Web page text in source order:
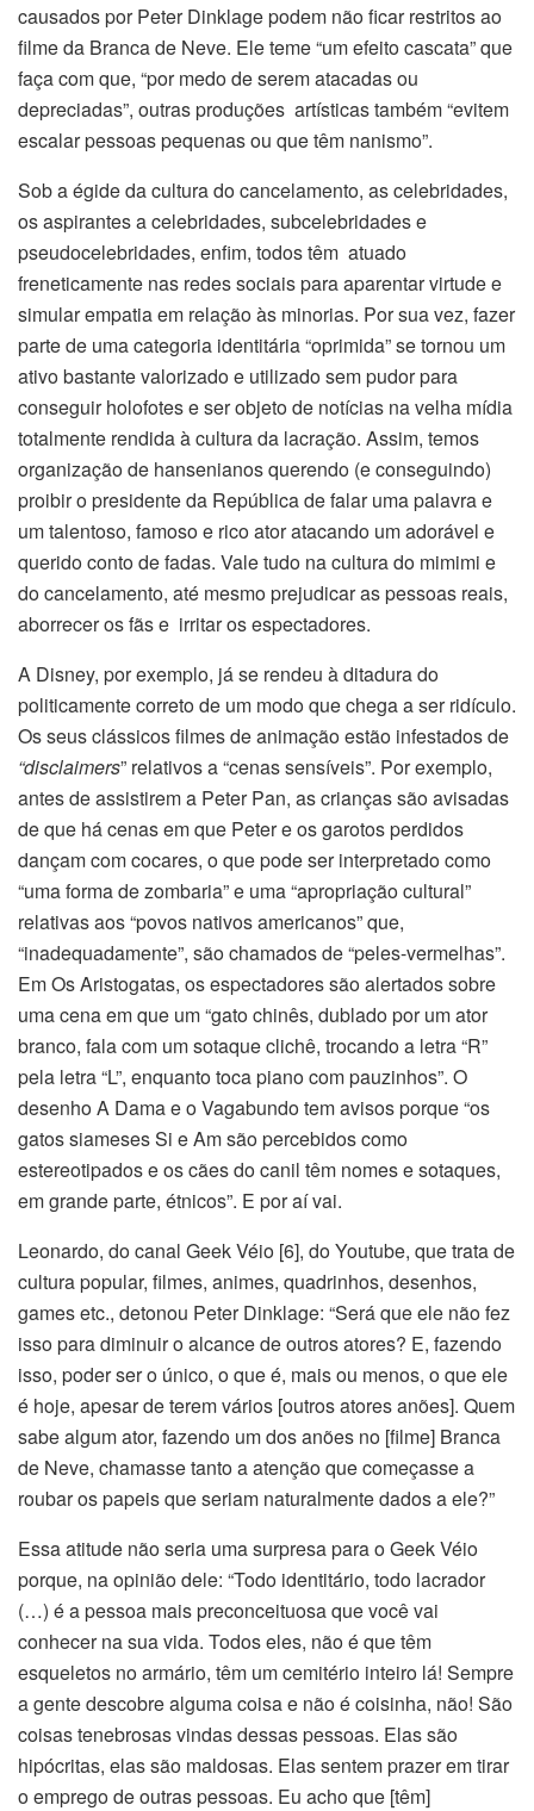
causados por Peter Dinklage podem não ficar restritos ao
filme da Branca de Neve. Ele teme “um efeito cascata” que
faça com que, “por medo de serem atacadas ou
depreciadas”, outras produções artísticas também “evitem
escalar pessoas pequenas ou que têm nanismo”.
Sob a égide da cultura do cancelamento, as celebridades,
os aspirantes a celebridades, subcelebridades e
pseudocelebridades, enfim, todos têm atuado
freneticamente nas redes sociais para aparentar virtude e
simular empatia em relação às minorias. Por sua vez, fazer
parte de uma categoria identitária “oprimida” se tornou um
ativo bastante valorizado e utilizado sem pudor para
conseguir holofotes e ser objeto de notícias na velha mídia
totalmente rendida à cultura da lacração. Assim, temos
organização de hansenianos querendo (e conseguindo)
proibir o presidente da República de falar uma palavra e
um talentoso, famoso e rico ator atacando um adorável e
querido conto de fadas. Vale tudo na cultura do mimimi e
do cancelamento, até mesmo prejudicar as pessoas reais,
aborrecer os fãs e irritar os espectadores.
A Disney, por exemplo, já se rendeu à ditadura do
politicamente correto de um modo que chega a ser ridículo.
Os seus clássicos filmes de animação estão infestados de
“disclaimers” relativos a “cenas sensíveis”. Por exemplo,
antes de assistirem a Peter Pan, as crianças são avisadas
de que há cenas em que Peter e os garotos perdidos
dançam com cocares, o que pode ser interpretado como
“uma forma de zombaria” e uma “apropriação cultural”
relativas aos “povos nativos americanos” que,
“inadequadamente”, são chamados de “peles-vermelhas”.
Em Os Aristogatas, os espectadores são alertados sobre
uma cena em que um “gato chinês, dublado por um ator
branco, fala com um sotaque clichê, trocando a letra “R”
pela letra “L”, enquanto toca piano com pauzinhos”. O
desenho A Dama e o Vagabundo tem avisos porque “os
gatos siameses Si e Am são percebidos como
estereotipados e os cães do canil têm nomes e sotaques,
em grande parte, étnicos”. E por aí vai.
Leonardo, do canal Geek Véio [6], do Youtube, que trata de
cultura popular, filmes, animes, quadrinhos, desenhos,
games etc., detonou Peter Dinklage: “Será que ele não fez
isso para diminuir o alcance de outros atores? E, fazendo
isso, poder ser o único, o que é, mais ou menos, o que ele
é hoje, apesar de terem vários [outros atores anões]. Quem
sabe algum ator, fazendo um dos anões no [filme] Branca
de Neve, chamasse tanto a atenção que começasse a
roubar os papeis que seriam naturalmente dados a ele?”
Essa atitude não seria uma surpresa para o Geek Véio
porque, na opinião dele: “Todo identitário, todo lacrador
(…) é a pessoa mais preconceituosa que você vai
conhecer na sua vida. Todos eles, não é que têm
esqueletos no armário, têm um cemitério inteiro lá! Sempre
a gente descobre alguma coisa e não é coisinha, não! São
coisas tenebrosas vindas dessas pessoas. Elas são
hipócritas, elas são maldosas. Elas sentem prazer em tirar
o emprego de outras pessoas. Eu acho que [têm]